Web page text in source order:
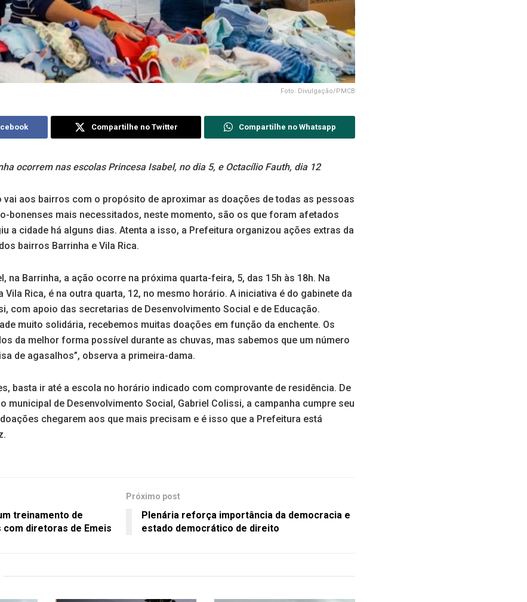
Foto: Divulgação/PMCB
Compartilhe no Twitter Compartilhe no Whatsapp
ocorrem nas escolas Princesa Isabel, no dia 5, e Octacílio Fauth, dia 12
vai aos bairros com o propósito de aproximar as doações de todas as pessoas
bonenses mais necessitados, neste momento, são os que foram afetados
a cidade há alguns dias. Atenta a isso, a Prefeitura organizou ações extras da
bairros Barrinha e Vila Rica.
na Barrinha, a ação ocorre na próxima quarta-feira, 5, das 15h às 18h. Na
Vila Rica, é na outra quarta, 12, no mesmo horário. A iniciativa é do gabinete da
com apoio das secretarias de Desenvolvimento Social e de Educação.
muito solidária, recebemos muitas doações em função da enchente. Os
da melhor forma possível durante as chuvas, mas sabemos que um número
de agasalhos”, observa a primeira-dama.
basta ir até a escola no horário indicado com comprovante de residência. De
municipal de Desenvolvimento Social, Gabriel Colissi, a campanha cumpre seu
chegarem aos que mais precisam e é isso que a Prefeitura está
treinamento de
diretoras de Emeis
Próximo post
Plenária reforça importância da democracia e
estado democrático de direito